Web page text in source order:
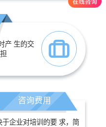
产 生的交
咨询费用
于企业对培训的要 求，简